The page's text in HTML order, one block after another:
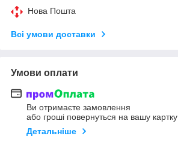
Нова Пошта
Всі умови доставки
Умови оплати
Ви отримаєте замовлення
або гроші повернуться на вашу картку
Детальніше